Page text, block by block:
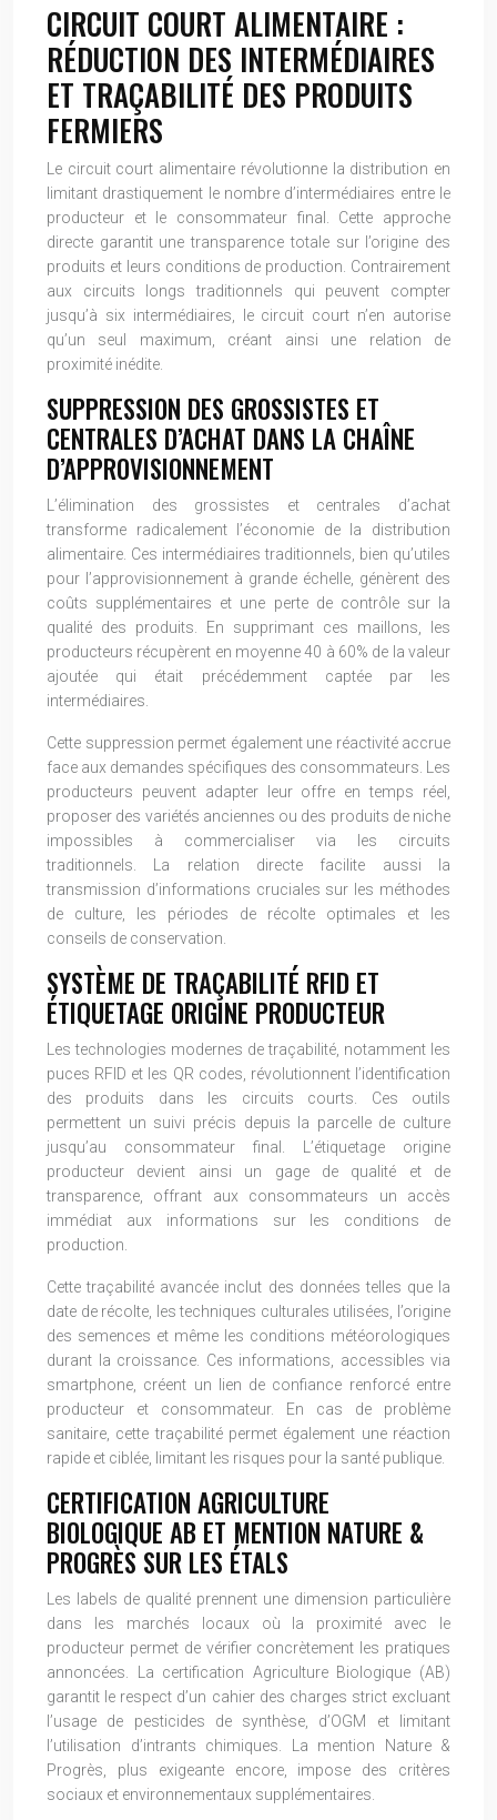
CIRCUIT COURT ALIMENTAIRE :
RÉDUCTION DES INTERMÉDIAIRES
ET TRAÇABILITÉ DES PRODUITS
FERMIERS
Le circuit court alimentaire révolutionne la distribution en
limitant drastiquement le nombre d’intermédiaires entre le
producteur et le consommateur final. Cette approche
directe garantit une transparence totale sur l’origine des
produits et leurs conditions de production. Contrairement
aux circuits longs traditionnels qui peuvent compter
jusqu’à six intermédiaires, le circuit court n’en autorise
qu’un seul maximum, créant ainsi une relation de
proximité inédite.
SUPPRESSION DES GROSSISTES ET
CENTRALES D’ACHAT DANS LA CHAÎNE
D’APPROVISIONNEMENT
L’élimination des grossistes et centrales d’achat
transforme radicalement l’économie de la distribution
alimentaire. Ces intermédiaires traditionnels, bien qu’utiles
pour l’approvisionnement à grande échelle, génèrent des
coûts supplémentaires et une perte de contrôle sur la
qualité des produits. En supprimant ces maillons, les
producteurs récupèrent en moyenne 40 à 60% de la valeur
ajoutée qui était précédemment captée par les
intermédiaires.
Cette suppression permet également une réactivité accrue
face aux demandes spécifiques des consommateurs. Les
producteurs peuvent adapter leur offre en temps réel,
proposer des variétés anciennes ou des produits de niche
impossibles à commercialiser via les circuits
traditionnels. La relation directe facilite aussi la
transmission d’informations cruciales sur les méthodes
de culture, les périodes de récolte optimales et les
conseils de conservation.
SYSTÈME DE TRAÇABILITÉ RFID ET
ÉTIQUETAGE ORIGINE PRODUCTEUR
Les technologies modernes de traçabilité, notamment les
puces RFID et les QR codes, révolutionnent l’identification
des produits dans les circuits courts. Ces outils
permettent un suivi précis depuis la parcelle de culture
jusqu’au consommateur final. L’étiquetage origine
producteur devient ainsi un gage de qualité et de
transparence, offrant aux consommateurs un accès
immédiat aux informations sur les conditions de
production.
Cette traçabilité avancée inclut des données telles que la
date de récolte, les techniques culturales utilisées, l’origine
des semences et même les conditions météorologiques
durant la croissance. Ces informations, accessibles via
smartphone, créent un lien de confiance renforcé entre
producteur et consommateur. En cas de problème
sanitaire, cette traçabilité permet également une réaction
rapide et ciblée, limitant les risques pour la santé publique.
CERTIFICATION AGRICULTURE
BIOLOGIQUE AB ET MENTION NATURE &
PROGRÈS SUR LES ÉTALS
Les labels de qualité prennent une dimension particulière
dans les marchés locaux où la proximité avec le
producteur permet de vérifier concrètement les pratiques
annoncées. La certification Agriculture Biologique (AB)
garantit le respect d’un cahier des charges strict excluant
l’usage de pesticides de synthèse, d’OGM et limitant
l’utilisation d’intrants chimiques. La mention Nature &
Progrès, plus exigeante encore, impose des critères
sociaux et environnementaux supplémentaires.